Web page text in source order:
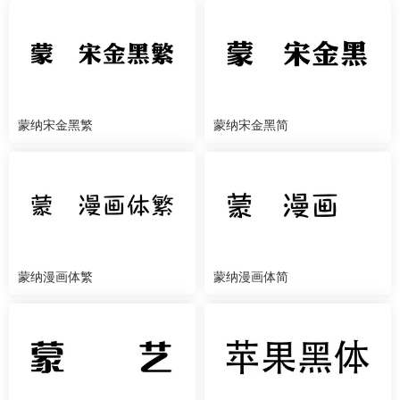
蒙纳宋金黑繁 蒙纳宋金黑简
蒙纳漫画体繁 蒙纳漫画体简